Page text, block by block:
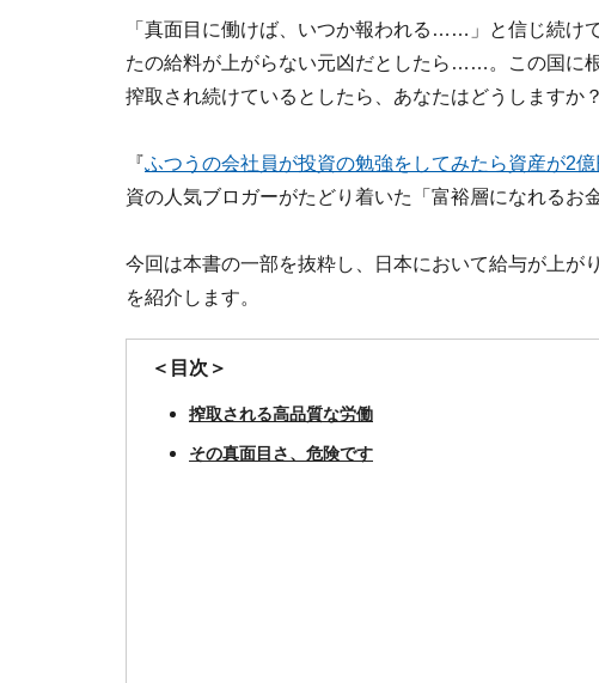
「真面目に働けば、いつか報われる……」と信じ続け
たの給料が上がらない元凶だとしたら……。この国に
搾取され続けているとしたら、あなたはどうしますか？
『ふつうの会社員が投資の勉強をしてみたら資産が2
資の人気ブロガーがたどり着いた「富裕層になれるお
今回は本書の一部を抜粋し、日本において給与が上が
を紹介します。
＜目次＞
搾取される高品質な労働
その真面目さ、危険です